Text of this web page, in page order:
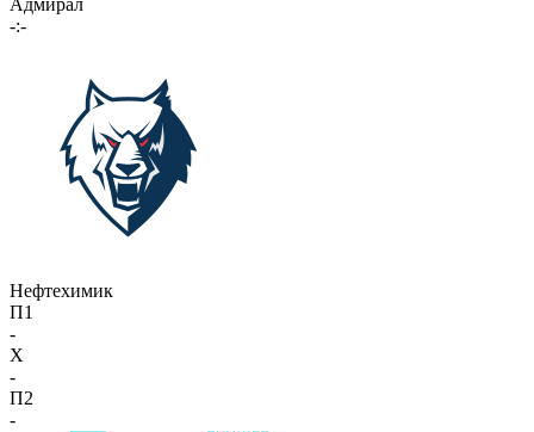
Адмирал
-:-
Нефтехимик
П1
-
X
-
П2
-